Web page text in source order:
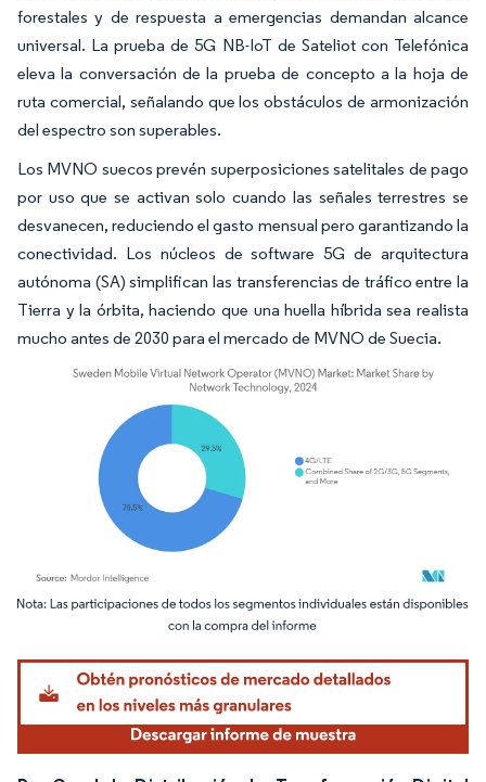
forestales y de respuesta a emergencias demandan alcance
universal. La prueba de 5G NB-IoT de Sateliot con Telefónica
eleva la conversación de la prueba de concepto a la hoja de
ruta comercial, señalando que los obstáculos de armonización
del espectro son superables.
Los MVNO suecos prevén superposiciones satelitales de pago
por uso que se activan solo cuando las señales terrestres se
desvanecen, reduciendo el gasto mensual pero garantizando la
conectividad. Los núcleos de software 5G de arquitectura
autónoma (SA) simplifican las transferencias de tráfico entre la
Tierra y la órbita, haciendo que una huella híbrida sea realista
mucho antes de 2030 para el mercado de MVNO de Suecia.
Imagen © Mordor Intelligence. El uso requiere atribución según CC BY 4.0.